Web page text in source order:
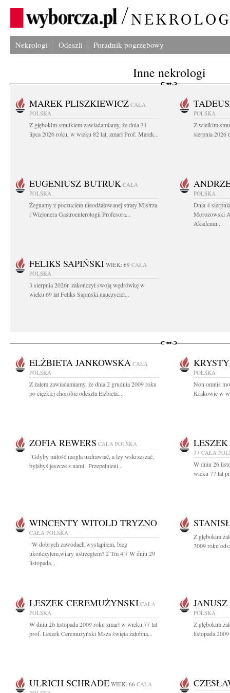
Nekrologi Odeszli Poradnik pogrzebowy
Inne nekrologi
MAREK PLISZKIEWICZ CAŁA
POLSKA
Z głębokim smutkiem zawiadamiamy, że dnia 31
lipca 2026 roku, w wieku 82 lat, zmarł Prof. Marek...
POLSKA
Z wielkim
sierpnia 2026
EUGENIUSZ BUTRUK CAŁA
POLSKA
Żegnamy z poczuciem nieodżałowanej straty Mistrza
i Wizjonera Gastroenterologii Profesora...
POLSKA
Dnia 4
Morozowski
Akademii...
FELIKS SAPIŃSKI WIEK: 69 CAŁA
POLSKA
3 sierpnia 2026r. zakończył swoją wędrówkę w
wieku 69 lat Feliks Sapiński nauczyciel...
ELŻBIETA JANKOWSKA CAŁA
POLSKA
Z żalem zawiadamiamy, że dnia 2 grudnia 2009 roku
po ciężkiej chorobie odeszła Elżbieta...
POLSKA
Non omnis
Krakowie w
ZOFIA REWERS CAŁA POLSKA
"Gdyby miłość mogła uzdrawiać, a łzy wskrzeszać,
byłabyś jeszcze z nami" Przepełnieni...
77 CAŁA
W dniu 26
wieku 77 lat
WINCENTY WITOLD TRYZNO
CAŁA POLSKA
"W dobrych zawodach wystąpiłem, bieg
ukończyłem,wiary ustrzegłem? 2 Tm 4,7 W dniu 29
listopada...
Z głębokim
2009 roku
LESZEK CEREMUŻYNSKI CAŁA
POLSKA
W dniu 26 listopada 2009 roku zmarł w wieku 77 lat
prof. Leszek Ceremużyński Msza święta żałobna...
POLSKA
Z głębokim
listopada
ULRICH SCHRADE WIEK: 66 CAŁA